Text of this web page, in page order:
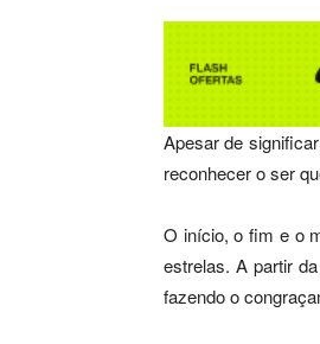
Apesar de
reconhecer o ser
O início, o fim e o
estrelas. A partir
fazendo o